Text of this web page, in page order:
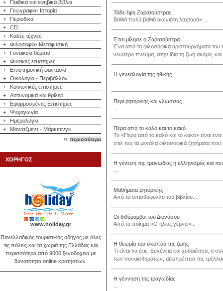
+
Παιδικά και εφηβικά βιβλία
+
Γεωγραφία- Ιστορία
+
Περιοδικά
+
CD
+
Καλές τέχνες
+
Φιλοσοφία- Μεταφυσική
+
Γυναικεία θέματα
+
Φυσικές επιστήμες
+
Επιστημονική φαντασία
+
Οικολογία - Περιβάλλον
+
Κοινωνικές επιστήμες
+
Αστυνομικά και θρίλερ
+
Εφαρμοσμένες Επιστήμες
+
Ψυχαγωγία
+
Ημερολόγια
+
Μάνατζμεντ - Μάρκετινγκ
περισσότερα
ΧΟΡΗΓΟΣ
www.holiday.gr
Πανελλαδικός τουριστικός οδηγός με όλες
τις πόλεις και τα χωριά της Ελλάδας και
περισσότερα από 9000 ξενοδοχεία με
δυνατότητα online κρατήσεων.
Τάδε έφη Ζαρατούστρας
Βαθιά πολύ βαθιά αιωνιότη λαχταρά»....
Έτσι μίλησε ο Ζαρατούστρα
Ένα από τα φιλοσοφικά αριστουργήματα
νεώτερο πνεύμα, στην ίδια τη ζωή ακόμα,
Η γενεαλογία της ηθικής
Περί ρητορικής και γλώσσας
Πέρα από το καλό και το κακό
Το «Πέρα από το καλό και το κακό» είναι
στιλ του τα μεγάλα φιλοσοφικά ζητήματα που
Η γένεση της τραγωδίας ή ελληνισμός και
Μαθήματα ρητορικής
Από το οπισθόφυλλο του βιβλίου...
Οι διθύραμβοι του Διονύσου
Από το ποίημα «Ο ήλιος γέρνει»...
Η θεωρία του σκοπού της ζωής
Τι είναι να ζεις, Ευγένεια και χυδαιότητα, η
των συναισθημάτων, αξιοπρέπεια της
Η γέννηση της τραγωδίας